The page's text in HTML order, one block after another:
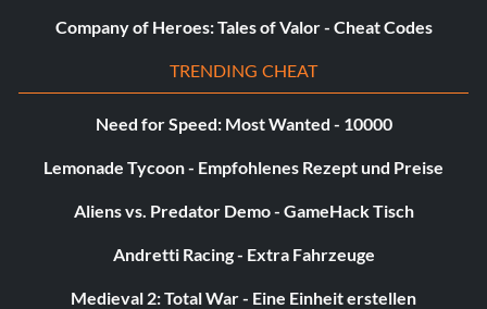
Company of Heroes: Tales of Valor - Cheat Codes
TRENDING CHEAT
Need for Speed: Most Wanted - 10000
Lemonade Tycoon - Empfohlenes Rezept und Preise
Aliens vs. Predator Demo - GameHack Tisch
Andretti Racing - Extra Fahrzeuge
Medieval 2: Total War - Eine Einheit erstellen